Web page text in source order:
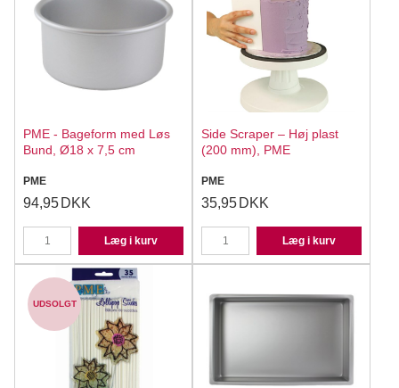
PME - Bageform med Løs
Bund, Ø18 x 7,5 cm
PME
94,95 DKK
Læg i kurv
Side Scraper – Høj plast
(200 mm), PME
PME
35,95 DKK
Læg i kurv
UDSOLGT